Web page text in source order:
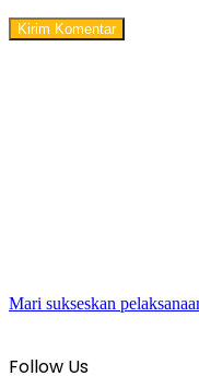
Mari sukseskan
Follow Us